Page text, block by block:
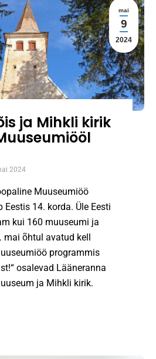
mai
9
2024
ja Mihkli kirik
2024
Muuseumiöö
Eestis 14. korda. Üle Eesti
kui 160 muuseumi ja
õhtul avatud kell
programmis
osalevad Lääneranna
ja Mihkli kirik.